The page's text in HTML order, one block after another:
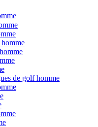
de golf homme